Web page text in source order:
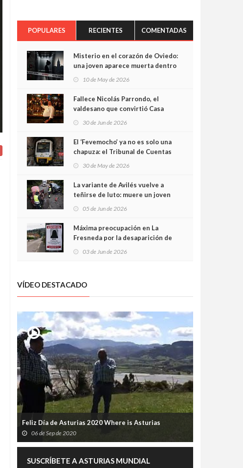
POPULARES RECIENTES COMENTADAS
Misterio en el corazón de Oviedo:
una joven aparece muerta dentro
cámaras captan sus últimos
minutos
10 de May de 2026
Fallece Nicolás Parrondo, el
valdesano que convirtió Casa
30 de Jun de 2026
El ‘Fevemocho’ ya no es solo una
chapuza: el Tribunal de Cuentas
sobrecoste de los trenes que no
cabían por los túneles
30 de May de 2026
La variante de Avilés vuelve a
teñirse de luto: muere un joven
05 de Jun de 2026
Máxima preocupación en La
Fresneda por la desaparición de
03 de Jun de 2026
VÍDEO DESTACADO
Feliz Día de Asturias 2020 Where is Asturias
06 de Sep de 2020
SUSCRÍBETE A ASTURIAS MUNDIAL